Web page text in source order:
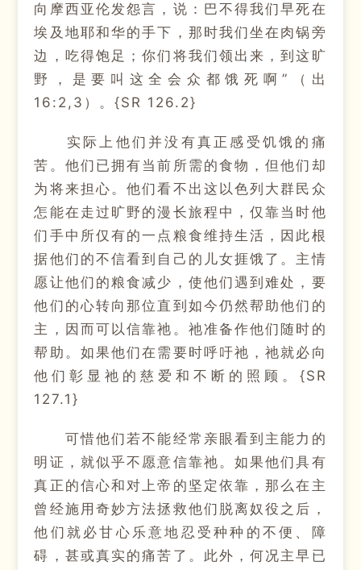
向摩西亚伦发怨言，说：巴不得我们早死在
埃及地耶和华的手下，那时我们坐在肉锅旁
边，吃得饱足；你们将我们领出来，到这旷
野，是要叫这全会众都饿死啊”（出
16:2,3）。{SR 126.2}
实际上他们并没有真正感受饥饿的痛
苦。他们已拥有当前所需的食物，但他们却
为将来担心。他们看不出这以色列大群民众
怎能在走过旷野的漫长旅程中，仅靠当时他
们手中所仅有的一点粮食维持生活，因此根
据他们的不信看到自己的儿女捱饿了。主情
愿让他们的粮食减少，使他们遇到难处，要
他们的心转向那位直到如今仍然帮助他们的
主，因而可以信靠祂。祂准备作他们随时的
帮助。如果他们在需要时呼吁祂，祂就必向
他们彰显祂的慈爱和不断的照顾。{SR
127.1}
可惜他们若不能经常亲眼看到主能力的
明证，就似乎不愿意信靠祂。如果他们具有
真正的信心和对上帝的坚定依靠，那么在主
曾经施用奇妙方法拯救他们脱离奴役之后，
他们就必甘心乐意地忍受种种的不便、障
碍，甚或真实的痛苦了。此外，何况主早已